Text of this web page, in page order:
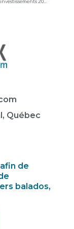
Planification des investissements 2026 : La MRC de L’Islet confirme ses priorités
Québec
de
balados,